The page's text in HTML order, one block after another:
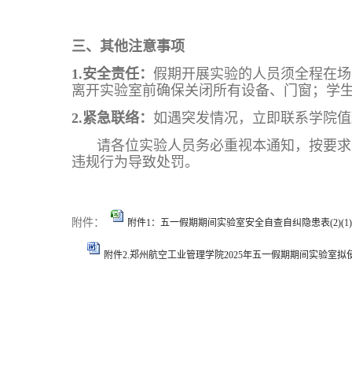
三、其他注意事项
1.安全责任： 假期开展实验的人员须全程在
离开实验室前确保关闭所有设备、门窗；学
2.紧急联络： 如遇突发情况，立即联系学院
请各位实验人员务必重视本通知，按要
违规行为导致处罚。
附件： 附件1：五一假期期间实验室安全自查自纠隐患表
附件2.郑州航空工业管理学院2025年五一假期期间实验室拟